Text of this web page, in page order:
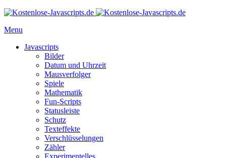
Menu
Javascripts
Bilder
Datum und Uhrzeit
Mausverfolger
Spiele
Mathematik
Fun-Scripts
Statusleiste
Schutz
Texteffekte
Verschlüsselungen
Zähler
Experimentelles